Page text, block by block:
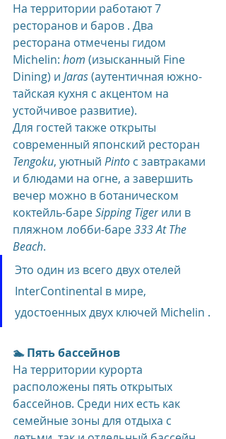
На территории работают 7
ресторанов и баров . Два
ресторана отмечены гидом
Michelin: hom (изысканный Fine
Dining) и Jaras (аутентичная южно-
тайская кухня с акцентом на
устойчивое развитие).
Для гостей также открыты
современный японский ресторан
Tengoku, уютный Pinto с завтраками
и блюдами на огне, а завершить
вечер можно в ботаническом
коктейль-баре Sipping Tiger или в
пляжном лобби-баре 333 At The
Beach.
Это один из всего двух отелей
InterContinental в мире,
удостоенных двух ключей Michelin .
🏊 Пять бассейнов
На территории курорта
расположены пять открытых
бассейнов. Среди них есть как
семейные зоны для отдыха с